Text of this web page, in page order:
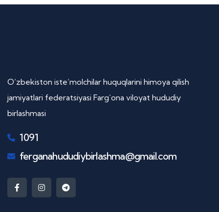
O’zbekiston iste’molchilar huquqlarini himoya qilish
jamiyatlari federatsiyasi Farg`ona viloyat hududiy
birlashmasi
1091
ferganahududiybirlashma@gmail.com